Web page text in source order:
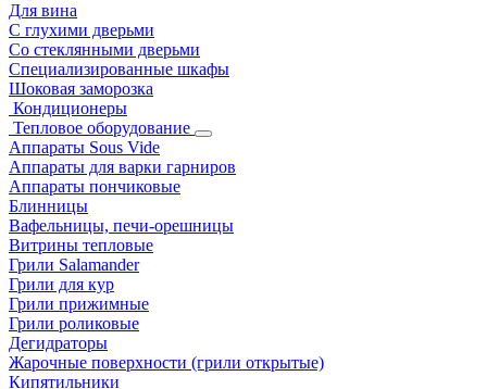
Для вина
С глухими дверьми
Со стеклянными дверьми
Специализированные шкафы
Шоковая заморозка
Кондиционеры
Тепловое оборудование
Аппараты Sous Vide
Аппараты для варки гарниров
Аппараты пончиковые
Блинницы
Вафельницы, печи-орешницы
Витрины тепловые
Грили Salamander
Грили для кур
Грили прижимные
Грили роликовые
Дегидраторы
Жарочные поверхности (грили открытые)
Кипятильники